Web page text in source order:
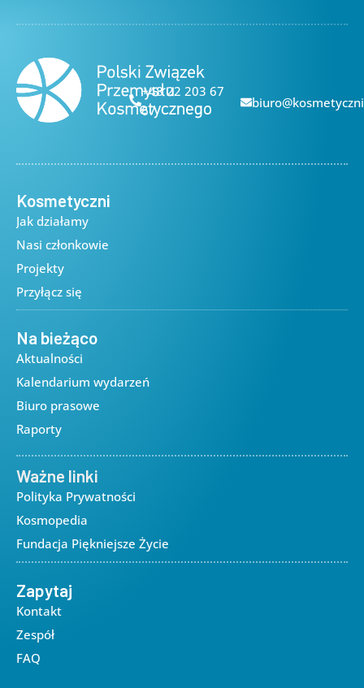
+48 22 203 67
67
Kosmetyczni
Jak działamy
Nasi członkowie
Projekty
Przyłącz się
Na bieżąco
Aktualności
Kalendarium wydarzeń
Biuro prasowe
Raporty
Ważne linki
Polityka Prywatności
Kosmopedia
Fundacja Piękniejsze Życie
Zapytaj
Kontakt
Zespół
FAQ